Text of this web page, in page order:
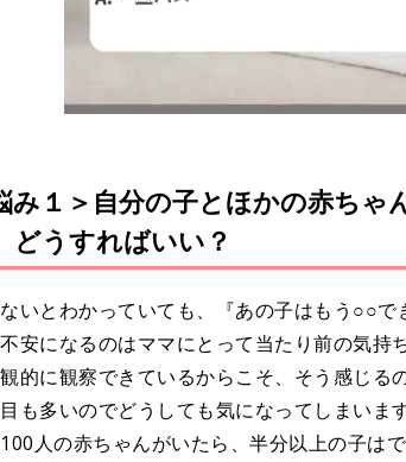
み１＞自分の子とほかの赤ちゃ
どうすればいい？
ないとわかっていても、『あの子はもう○○
安になるのはママにとって当たり前の気持
的に観察できているからこそ、そう感じる
も多いのでどうしても気になってしまいま
人の赤ちゃんがいたら、半分以上の子は